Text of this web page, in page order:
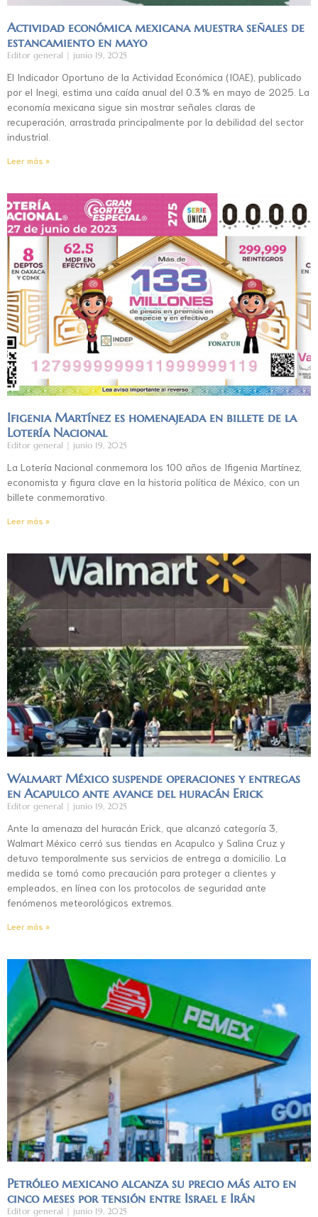
Actividad económica mexicana muestra señales de
estancamiento en mayo
Editor general junio 19, 2025
El Indicador Oportuno de la Actividad Económica (IOAE), publicado
por el Inegi, estima una caída anual del 0.3 % en mayo de 2025. La
economía mexicana sigue sin mostrar señales claras de
recuperación, arrastrada principalmente por la debilidad del sector
industrial.
Leer más »
Ifigenia Martínez es homenajeada en billete de la
Lotería Nacional
Editor general junio 19, 2025
La Lotería Nacional conmemora los 100 años de Ifigenia Martínez,
economista y figura clave en la historia política de México, con un
billete conmemorativo.
Leer más »
Walmart México suspende operaciones y entregas
en Acapulco ante avance del huracán Erick
Editor general junio 19, 2025
Ante la amenaza del huracán Erick, que alcanzó categoría 3,
Walmart México cerró sus tiendas en Acapulco y Salina Cruz y
detuvo temporalmente sus servicios de entrega a domicilio. La
medida se tomó como precaución para proteger a clientes y
empleados, en línea con los protocolos de seguridad ante
fenómenos meteorológicos extremos.
Leer más »
Petróleo mexicano alcanza su precio más alto en
cinco meses por tensión entre Israel e Irán
Editor general junio 19, 2025